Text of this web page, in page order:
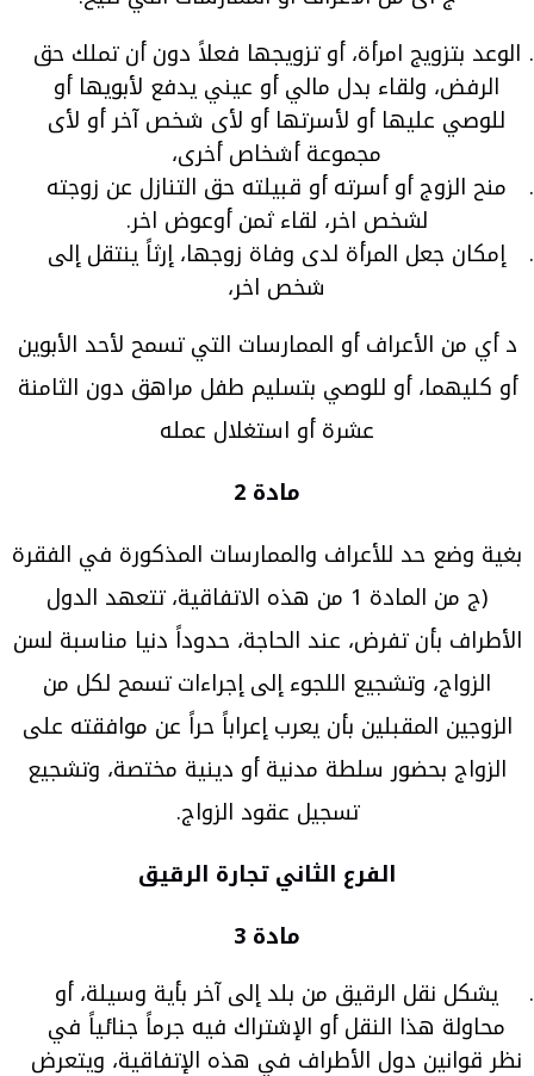
الوعد بتزويج امرأة، أو تزويجها فعلاً دون أن تملك حق
الرفض، ولقاء بدل مالي أو عيني يدفع لأبويها أو
للوصي عليها أو لأسرتها أو لأى شخص آخر أو لأى
مجموعة أشخاص أخرى،
منح الزوج أو أسرته أو قبيلته حق التنازل عن زوجته
لشخص اخر، لقاء ثمن أوعوض اخر.
إمكان جعل المرأة لدى وفاة زوجها، إرثاً ينتقل إلى
شخص اخر،
د أي من الأعراف أو الممارسات التي تسمح لأحد الأبوين
أو كليهما، أو للوصي بتسليم طفل مراهق دون الثامنة
عشرة أو استغلال عمله
مادة 2
بغية وضع حد للأعراف والممارسات المذكورة في الفقرة
(ج من المادة 1 من هذه الاتفاقية، تتعهد الدول
الأطراف بأن تفرض، عند الحاجة، حدوداً دنيا مناسبة لسن
الزواج، وتشجيع اللجوء إلى إجراءات تسمح لكل من
الزوجين المقبلين بأن يعرب إعراباً حراً عن موافقته على
الزواج بحضور سلطة مدنية أو دينية مختصة، وتشجيع
تسجيل عقود الزواج.
الفرع الثاني تجارة الرقيق
مادة 3
يشكل نقل الرقيق من بلد إلى آخر بأية وسيلة، أو
محاولة هذا النقل أو الإشتراك فيه جرماً جنائياً في
نظر قوانين دول الأطراف في هذه الإتفاقية، ويتعرض